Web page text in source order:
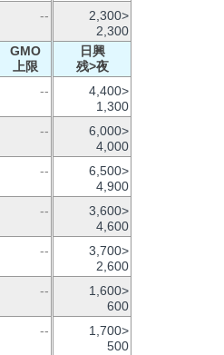
--
2,300>
2,300
GMO
上限
日興
残>夜
--
4,400>
1,300
--
6,000>
4,000
--
6,500>
4,900
--
3,600>
4,600
--
3,700>
2,600
--
1,600>
600
--
1,700>
500